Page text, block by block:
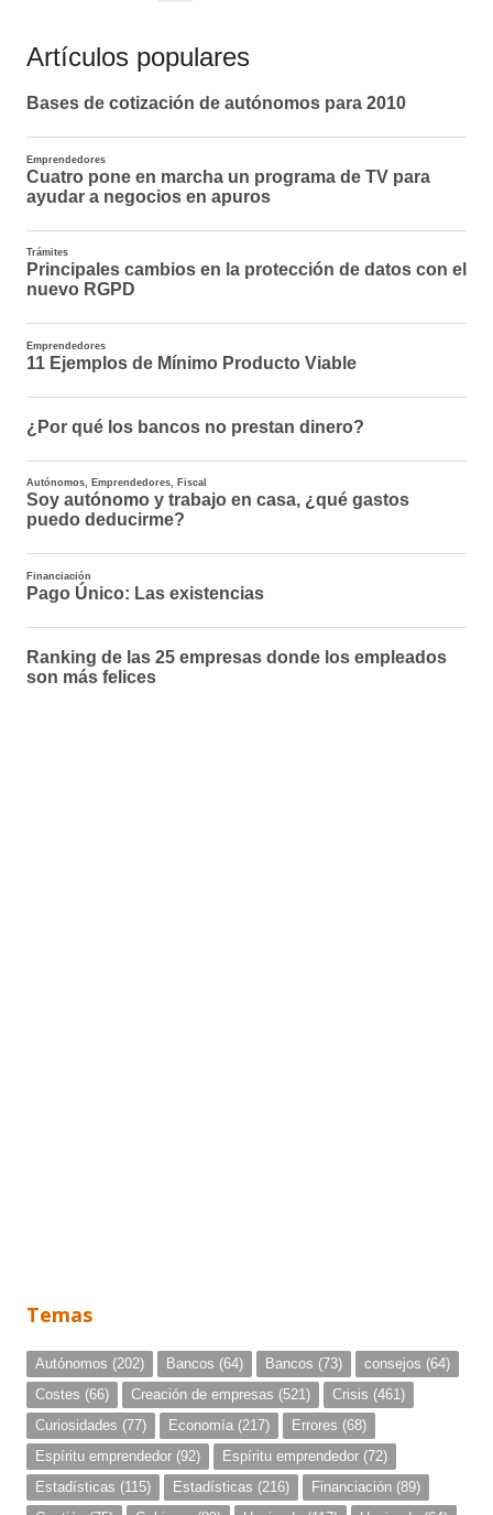
entradas
Artículos populares
Temas
Autónomos (202) Bancos (64) Bancos (73) consejos (64)
Costes (66) Creación de empresas (521) Crisis (461)
Curiosidades (77) Economía (217) Errores (68)
Espíritu emprendedor (92) Espíritu emprendedor (72)
Estadísticas (115) Estadísticas (216) Financiación (89)